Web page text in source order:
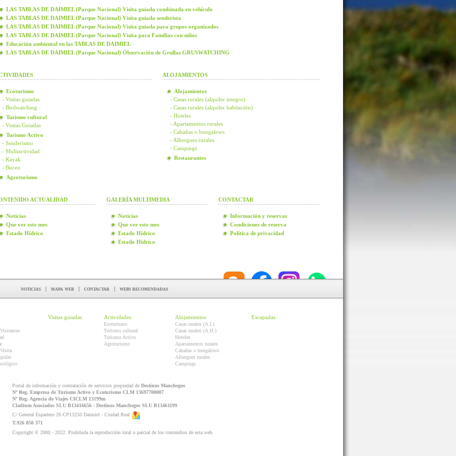
LAS TABLAS DE DAIMIEL (Parque Nacional) Visita guiada combinada en vehículo
LAS TABLAS DE DAIMIEL (Parque Nacional) Visita guiada senderista
LAS TABLAS DE DAIMIEL (Parque Nacional) Visita guiada para grupos organizados
LAS TABLAS DE DAIMIEL (Parque Nacional) Visita para Familias con niños
Educación ambiental en las TABLAS DE DAIMIEL
LAS TABLAS DE DAIMIEL (Parque Nacional) Observación de Grullas GRUSWATCHING
Ecoturismo
- Visitas guiadas
- Birdwatching
Turismo cultural
- Visitas Guiadas
Turismo Activo
- Senderismo
- Multiactividad
- Kayak
- Buceo
Agroturismo
ALOJAMIENTOS
Alojamientos
- Casas rurales (alquiler integro)
- Casas rurales (alquiler habitación)
- Hoteles
- Apartamentos rurales
- Cabañas o bungalows
- Albergues rurales
- Campings
Restaurantes
ACTUALIDAD
Noticias
Que ver este mes
Estado Hídrico
GALERÍA MULTIMEDIA
Noticias
Que ver este mes
Estado Hídrico
Estado Hídrico
CONTACTAR
Información y reservas
Condiciones de reserva
Política de privacidad
noticias | mapa web | contactar | webs recomendadas
Visitas guiadas Actividades
Ecoturismo
Turismo cultural
Turismo Activo
Agroturismo
Alojamientos
Casas rurales (A.I.)
Casas rurales (A.H.)
Hoteles
Apartamentos rurales
Cabañas o bungalows
Albergues rurales
Campings
Escapadas
Portal de información y contratación de servicios propiedad de Destinos Manchegos
Nº Reg. Empresa de Turismo Activo y Ecoturismo CLM 13697700007
Nº Reg. Agencia de Viajes CICLM 13199m
Cladium Asociados SLU B13416656 - Destinos Manchegos SLU B13461199
C/ General Espartero 26 CP13250 Daimiel - Ciudad Real
T.926 850 371
Copyright © 2000 - 2022. Prohibida la reproducción total o parcial de los contendios de esta web.